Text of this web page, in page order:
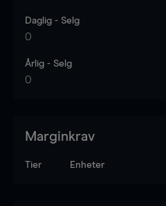
Daglig - Selg
0
Årlig - Selg
0
Marginkrav
Tier Enheter